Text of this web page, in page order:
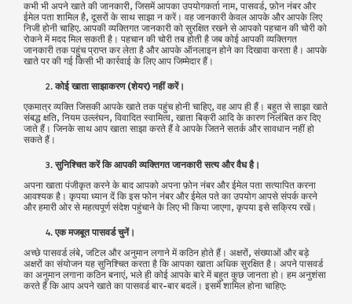
कभी भी अपने खाते की जानकारी, जिसमें आपका उपयोगकर्ता नाम, पासवर्ड, फ़ोन नंबर और
ईमेल पता शामिल है, दूसरों के साथ साझा न करें। वह जानकारी केवल आपके और आपके लिए
निजी होनी चाहिए. आपकी व्यक्तिगत जानकारी को सुरक्षित रखने से आपको पहचान की चोरी को
रोकने में मदद मिल सकती है। पहचान की चोरी तब होती है जब कोई आपकी व्यक्तिगत
जानकारी तक पहुंच प्राप्त कर लेता है और आपके ऑनलाइन होने का दिखावा करता है। आपके
खाते पर की गई किसी भी कार्रवाई के लिए आप जिम्मेदार हैं।
कोई खाता साझाकरण (शेयर) नहीं करें।
एकमात्र व्यक्ति जिसकी आपके खाते तक पहुंच होनी चाहिए, वह आप ही हैं। बहुत से साझा खाते
संबद्ध क्षति, नियम उल्लंघन, विवादित स्वामित्व, खाता बिक्री आदि के कारण निलंबित कर दिए
जाते हैं। जिनके साथ आप खाता साझा करते हैं वे आपके जितने सतर्क और सावधान नहीं हो
सकते हैं।
सुनिश्चित करें कि आपकी व्यक्तिगत जानकारी सत्य और वैध है।
अपना खाता पंजीकृत करने के बाद आपको अपना फ़ोन नंबर और ईमेल पता सत्यापित करना
आवश्यक है। कृपया ध्यान दें कि इस फोन नंबर और ईमेल पते का उपयोग आपसे संपर्क करने
और हमारी ओर से महत्वपूर्ण संदेश पहुंचाने के लिए भी किया जाएगा, कृपया इसे सक्रिय रखें।
एक मजबूत पासवर्ड चुनें।
अच्छे पासवर्ड लंबे, जटिल और अनुमान लगाने में कठिन होते हैं। अक्षरों, संख्याओं और बड़े
अक्षरों का संयोजन यह सुनिश्चित करता है कि आपका खाता अधिक सुरक्षित है। अपने पासवर्ड
का अनुमान लगाना कठिन बनाएं, भले ही कोई आपके बारे में बहुत कुछ जानता हो। हम अनुशंसा
करते हैं कि आप अपने खाते का पासवर्ड बार-बार बदलें। इसमें शामिल होना चाहिए: